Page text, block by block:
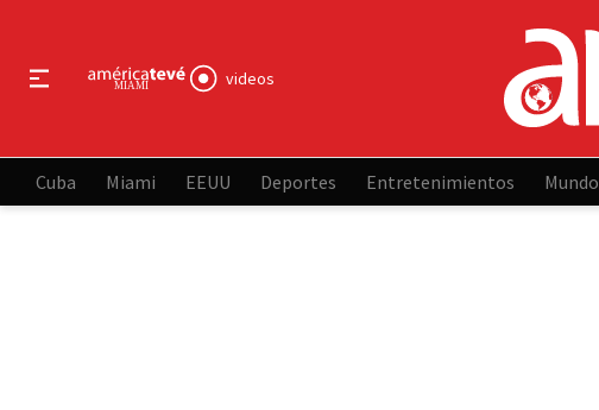
videos
Cuba Miami EEUU Deportes Entretenimientos Mundo